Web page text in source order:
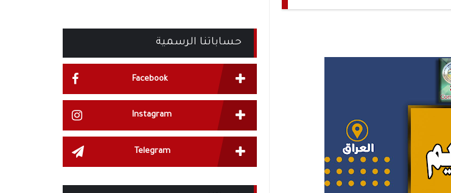
حساباتنا الرسمية
Facebook
Instagram
Telegram